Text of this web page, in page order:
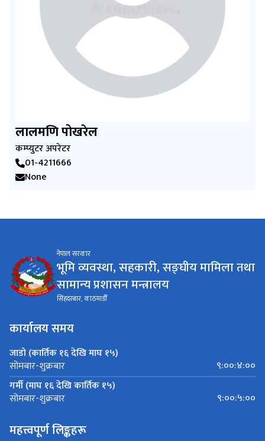
लालमणि पोखरेल
कम्प्युटर अपरेटर
01-4211666
None
नेपाल सरकार
भूमि व्यवस्था, सहकारी, सङ्घीय मामिला तथा
सामान्य प्रशासन मन्त्रालय
सिंहदरबार, काठमाडौँ
कार्यालय समय
जाडो (कार्तिक १६ देखि माघ १५)
सोमबार-शुक्रबार
९:००:४:००
गर्मी (माघ १६ देखि कार्तिक १५)
सोमबार-शुक्रबार ९:००:५:००
महत्त्वपूर्ण लिङ्कहरू